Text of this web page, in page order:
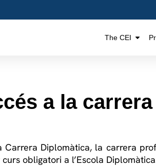
The CEI
a la
Carrera Diplomàtica, la carrera
obligatori a l’Escola